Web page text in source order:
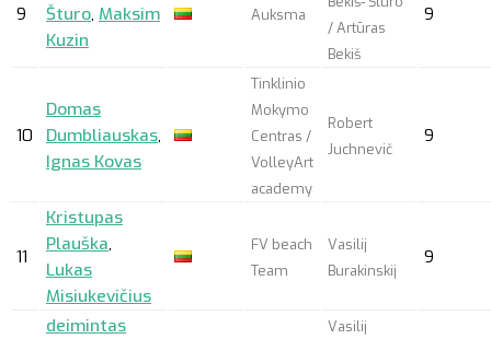
9 Šturo, Maksim
Kuzin
Auksma
/ Artūras
Bekiš
9
10
Domas
Dumbliauskas,
Ignas Kovas
Tinklinio
Mokymo
Centras /
VolleyArt
academy
Robert
Juchnevič
9
11
Kristupas
Plauška,
Lukas
Misiukevičius
FV beach
Team
Vasilij
Burakinskij
9
deimintas
Vasilij